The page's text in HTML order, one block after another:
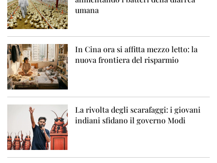
umana
In Cina ora si affitta mezzo letto: la
nuova frontiera del risparmio
La rivolta degli scarafaggi: i giovani
indiani sfidano il governo Modi